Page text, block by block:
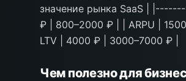
значение рынка SaaS |
₽ | 800–2000 ₽ | | ARPU |
LTV | 4000 ₽ | 3000–7000 ₽ |
Чем полезно для